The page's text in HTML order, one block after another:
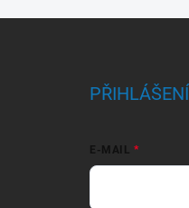
PŘIHLÁŠENÍ
E-MAIL